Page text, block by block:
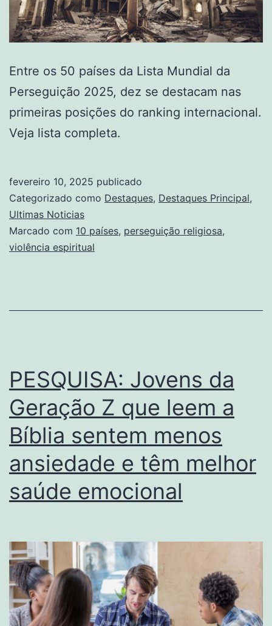
Entre os 50 países da Lista Mundial da
Perseguição 2025, dez se destacam nas
primeiras posições do ranking internacional.
Veja lista completa.
fevereiro 10, 2025 publicado
Categorizado como Destaques, Destaques Principal,
Ultimas Noticias
Marcado com 10 países, perseguição religiosa,
violência espiritual
PESQUISA: Jovens da
Geração Z que leem a
Bíblia sentem menos
ansiedade e têm melhor
saúde emocional